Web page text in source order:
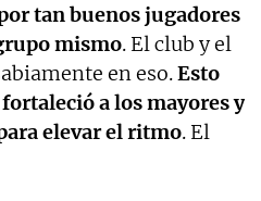
tan buenos jugadores
mismo. El club y el
en eso.Esto
a los mayores y
elevar el ritmo. El